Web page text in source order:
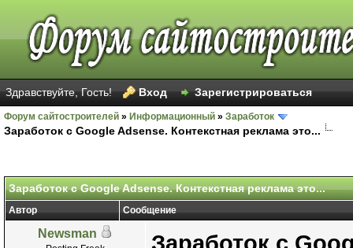
Здравствуйте, Гость! Вход Зарегистрироваться
Форум сайтостроителей » Информационный » Заработок
Заработок с Google Adsense. Контекстная реклама это...
Заработок с Google Adsense. Контекстная реклама это...
Автор Сообщение
Newsman